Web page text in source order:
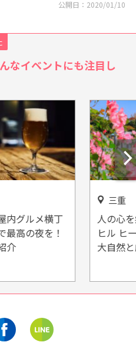
公開日： 2020/01/10
なイベントにも注目し
内グルメ横丁
最高の夜を！
介
三重
人の心
ヒル ヒ
大自然